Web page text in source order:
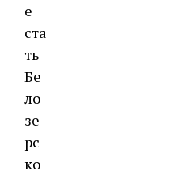
е
ста
ть
Бе
ло
зе
рс
ко